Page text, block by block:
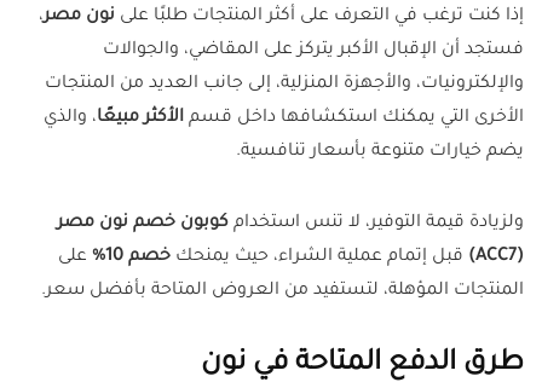
إذا كنت ترغب في التعرف على أكثر المنتجات طلبًا على نون مصر،
فستجد أن الإقبال الأكبر يتركز على المقاضي، والجوالات
والإلكترونيات، والأجهزة المنزلية، إلى جانب العديد من المنتجات
الأخرى التي يمكنك استكشافها داخل قسم الأكثر مبيعًا، والذي
يضم خيارات متنوعة بأسعار تنافسية.
ولزيادة قيمة التوفير، لا تنس استخدام كوبون خصم نون مصر
(ACC7)
قبل إتمام عملية الشراء، حيث يمنحك خصم 10%
على
المنتجات المؤهلة، لتستفيد من العروض المتاحة بأفضل سعر.
طرق الدفع المتاحة في نون